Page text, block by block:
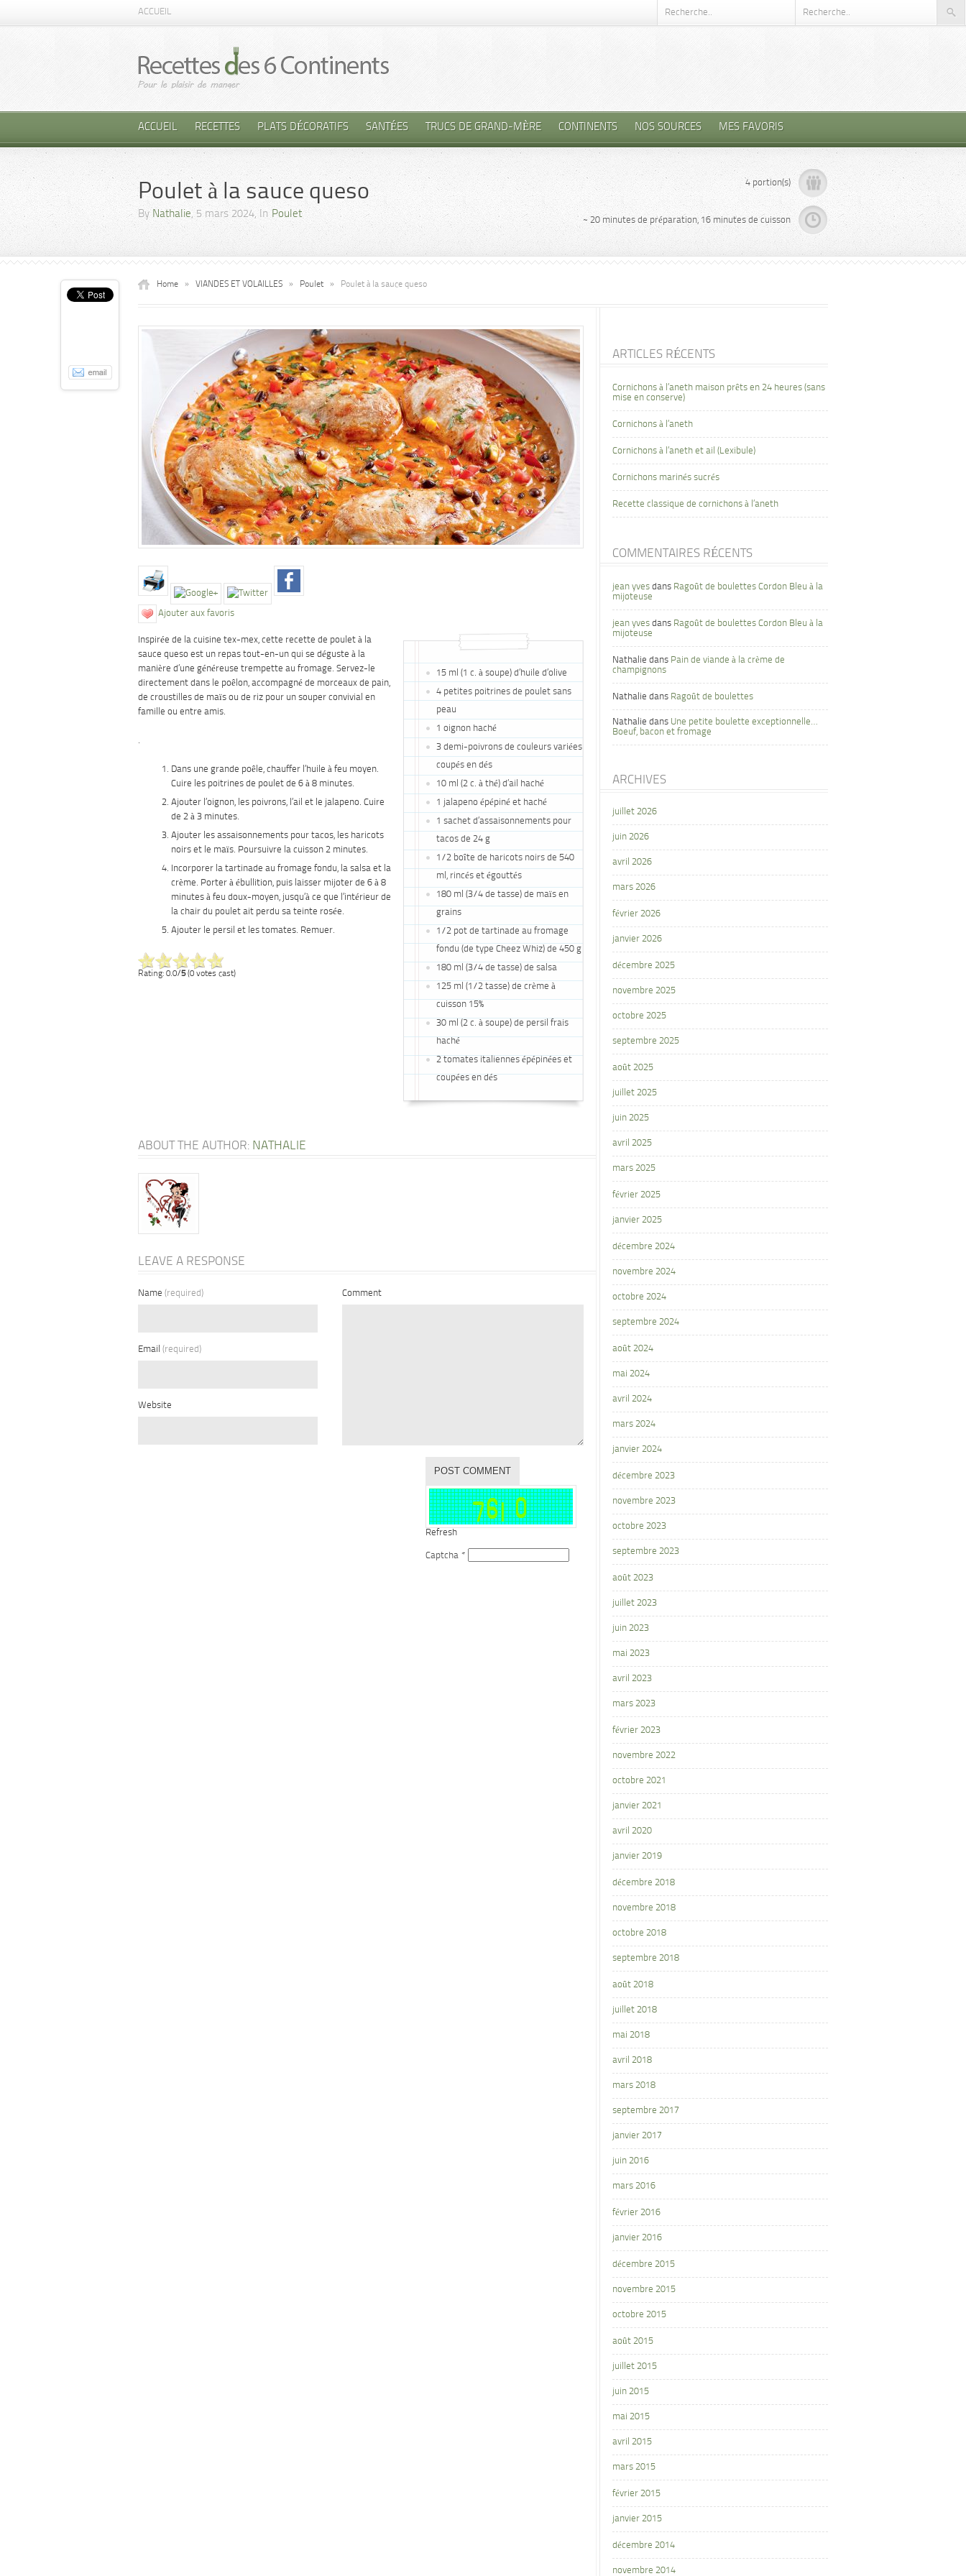
ACCUEIL
ACCUEIL RECETTES PLATS DÉCORATIFS SANTÉES TRUCS DE GRAND-MÈRE CONTINENTS NOS SOURCES MES FAVORIS
Poulet à la sauce queso
By Nathalie, 5 mars 2024, In Poulet
4 portion(s)
~ 20 minutes de préparation, 16 minutes de cuisson
Home » VIANDES ET VOLAILLES » Poulet » Poulet à la sauce queso
Ajouter aux favoris
15 ml (1 c. à soupe) d’huile d’olive
4 petites poitrines de poulet sans
peau
1 oignon haché
3 demi-poivrons de couleurs variées
coupés en dés
10 ml (2 c. à thé) d’ail haché
1 jalapeno épépiné et haché
1 sachet d’assaisonnements pour
tacos de 24 g
1/2 boîte de haricots noirs de 540
ml, rincés et égouttés
180 ml (3/4 de tasse) de maïs en
grains
1/2 pot de tartinade au fromage
fondu (de type Cheez Whiz) de 450 g
180 ml (3/4 de tasse) de salsa
125 ml (1/2 tasse) de crème à
cuisson 15%
30 ml (2 c. à soupe) de persil frais
haché
2 tomates italiennes épépinées et
coupées en dés
Inspirée de la cuisine tex-mex, cette recette de poulet à la
sauce queso est un repas tout-en-un qui se déguste à la
manière d’une généreuse trempette au fromage. Servez-le
directement dans le poêlon, accompagné de morceaux de pain,
de croustilles de maïs ou de riz pour un souper convivial en
famille ou entre amis.
.
Dans une grande poêle, chauffer l’huile à feu moyen.
Cuire les poitrines de poulet de 6 à 8 minutes.
Ajouter l’oignon, les poivrons, l’ail et le jalapeno. Cuire
de 2 à 3 minutes.
Ajouter les assaisonnements pour tacos, les haricots
noirs et le maïs. Poursuivre la cuisson 2 minutes.
Incorporer la tartinade au fromage fondu, la salsa et la
crème. Porter à ébullition, puis laisser mijoter de 6 à 8
minutes à feu doux-moyen, jusqu’à ce que l’intérieur de
la chair du poulet ait perdu sa teinte rosée.
Ajouter le persil et les tomates. Remuer.
Rating: 0.0/5(0 votes cast)
ABOUT THE AUTHOR: NATHALIE
LEAVE A RESPONSE
Name (required)
Email (required)
Website
Comment
Refresh
Captcha *
ARTICLES RÉCENTS
Cornichons à l’aneth maison prêts en 24 heures (sans
mise en conserve)
Cornichons à l’aneth
Cornichons à l’aneth et ail (Lexibule)
Cornichons marinés sucrés
Recette classique de cornichons à l’aneth
COMMENTAIRES RÉCENTS
jean yves dans Ragoût de boulettes Cordon Bleu à la
mijoteuse
jean yves dans Ragoût de boulettes Cordon Bleu à la
mijoteuse
Nathalie dans Pain de viande à la crème de
champignons
Nathalie dans Ragoût de boulettes
Nathalie dans Une petite boulette exceptionnelle…
Boeuf, bacon et fromage
ARCHIVES
juillet 2026
juin 2026
avril 2026
mars 2026
février 2026
janvier 2026
décembre 2025
novembre 2025
octobre 2025
septembre 2025
août 2025
juillet 2025
juin 2025
avril 2025
mars 2025
février 2025
janvier 2025
décembre 2024
novembre 2024
octobre 2024
septembre 2024
août 2024
mai 2024
avril 2024
mars 2024
janvier 2024
décembre 2023
novembre 2023
octobre 2023
septembre 2023
août 2023
juillet 2023
juin 2023
mai 2023
avril 2023
mars 2023
février 2023
novembre 2022
octobre 2021
janvier 2021
avril 2020
janvier 2019
décembre 2018
novembre 2018
octobre 2018
septembre 2018
août 2018
juillet 2018
mai 2018
avril 2018
mars 2018
septembre 2017
janvier 2017
juin 2016
mars 2016
février 2016
janvier 2016
décembre 2015
novembre 2015
octobre 2015
août 2015
juillet 2015
juin 2015
mai 2015
avril 2015
mars 2015
février 2015
janvier 2015
décembre 2014
novembre 2014